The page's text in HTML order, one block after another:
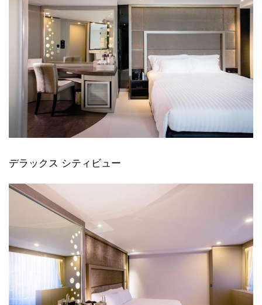
デラックス シティビュー